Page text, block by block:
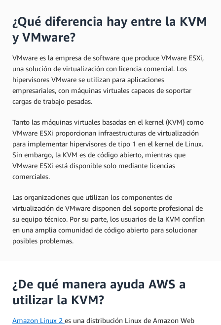
¿Qué diferencia hay entre la KVM
y VMware?
VMware es la empresa de software que produce VMware ESXi,
una solución de virtualización con licencia comercial. Los
hipervisores VMware se utilizan para aplicaciones
empresariales, con máquinas virtuales capaces de soportar
cargas de trabajo pesadas.
Tanto las máquinas virtuales basadas en el kernel (KVM) como
VMware ESXi proporcionan infraestructuras de virtualización
para implementar hipervisores de tipo 1 en el kernel de Linux.
Sin embargo, la KVM es de código abierto, mientras que
VMware ESXi está disponible solo mediante licencias
comerciales.
Las organizaciones que utilizan los componentes de
virtualización de VMware disponen del soporte profesional de
su equipo técnico. Por su parte, los usuarios de la KVM confían
en una amplia comunidad de código abierto para solucionar
posibles problemas.
¿De qué manera ayuda AWS a
utilizar la KVM?
Amazon Linux 2 es una distribución Linux de Amazon Web